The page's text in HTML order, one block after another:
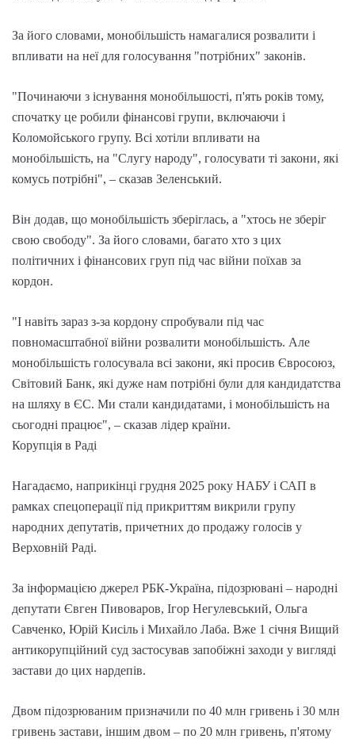
За його словами, монобільшість намагалися розвалити і
впливати на неї для голосування "потрібних" законів.
"Починаючи з існування монобільшості, п'ять років тому,
спочатку це робили фінансові групи, включаючи і
Коломойського групу. Всі хотіли впливати на
монобільшість, на "Слугу народу", голосувати ті закони, які
комусь потрібні", – сказав Зеленський.
Він додав, що монобільшість зберіглась, а "хтось не зберіг
свою свободу". За його словами, багато хто з цих
політичних і фінансових груп під час війни поїхав за
кордон.
"І навіть зараз з-за кордону спробували під час
повномасштабної війни розвалити монобільшість. Але
монобільшість голосувала всі закони, які просив Євросоюз,
Світовий Банк, які дуже нам потрібні були для кандидатства
на шляху в ЄС. Ми стали кандидатами, і монобільшість на
сьогодні працює", – сказав лідер країни.
Корупція в Раді
Нагадаємо, наприкінці грудня 2025 року НАБУ і САП в
рамках спецоперації під прикриттям викрили групу
народних депутатів, причетних до продажу голосів у
Верховній Раді.
За інформацією джерел РБК-Україна, підозрювані – народні
депутати Євген Пивоваров, Ігор Негулевський, Ольга
Савченко, Юрій Кисіль і Михайло Лаба. Вже 1 січня Вищий
антикорупційний суд застосував запобіжні заходи у вигляді
застави до цих нардепів.
Двом підозрюваним призначили по 40 млн гривень і 30 млн
гривень застави, іншим двом – по 20 млн гривень, п'ятому